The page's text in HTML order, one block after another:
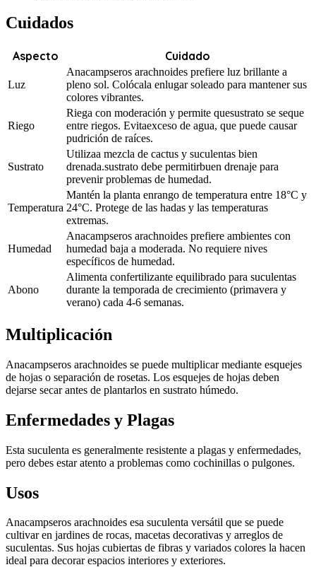
Cuidados
Aspecto Cuidado
Luz
Anacampseros arachnoides prefiere luz brillante a
pleno sol. Colócala enlugar soleado para mantener sus
colores vibrantes.
Riego
Riega con moderación y permite quesustrato se seque
entre riegos. Evitaexceso de agua, que puede causar
pudrición de raíces.
Sustrato
Utilizaa mezcla de cactus y suculentas bien
drenada.sustrato debe permitirbuen drenaje para
prevenir problemas de humedad.
Temperatura
Mantén la planta enrango de temperatura entre 18°C y
24°C. Protege de las hadas y las temperaturas
extremas.
Humedad
Anacampseros arachnoides prefiere ambientes con
humedad baja a moderada. No requiere nives
específicos de humedad.
Abono
Alimenta confertilizante equilibrado para suculentas
durante la temporada de crecimiento (primavera y
verano) cada 4-6 semanas.
Multiplicación
Anacampseros arachnoides se puede multiplicar mediante esquejes
de hojas o separación de rosetas. Los esquejes de hojas deben
dejarse secar antes de plantarlos en sustrato húmedo.
Enfermedades y Plagas
Esta suculenta es generalmente resistente a plagas y enfermedades,
pero debes estar atento a problemas como cochinillas o pulgones.
Usos
Anacampseros arachnoides esa suculenta versátil que se puede
cultivar en jardines de rocas, macetas decorativas y arreglos de
suculentas. Sus hojas cubiertas de fibras y variados colores la hacen
ideal para decorar espacios interiores y exteriores.